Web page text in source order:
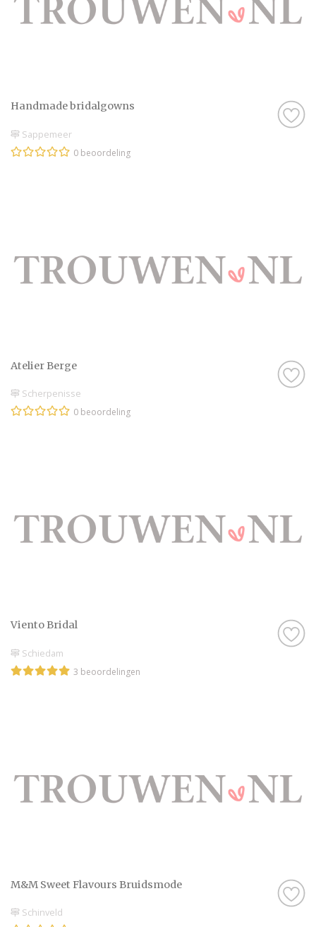
Handmade bridalgowns
Sappemeer
0 beoordeling
Atelier Berge
Scherpenisse
0 beoordeling
Viento Bridal
Schiedam
3 beoordelingen
M&M Sweet Flavours Bruidsmode
Schinveld